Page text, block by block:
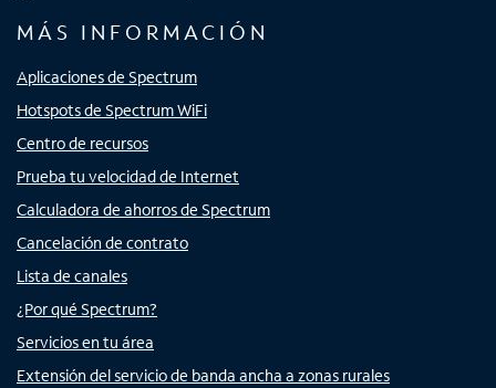
MÁS INFORMACIÓN
Aplicaciones de Spectrum
Hotspots de Spectrum WiFi
Centro de recursos
Prueba tu velocidad de Internet
Calculadora de ahorros de Spectrum
Cancelación de contrato
Lista de canales
¿Por qué Spectrum?
Servicios en tu área
Extensión del servicio de banda ancha a zonas rurales